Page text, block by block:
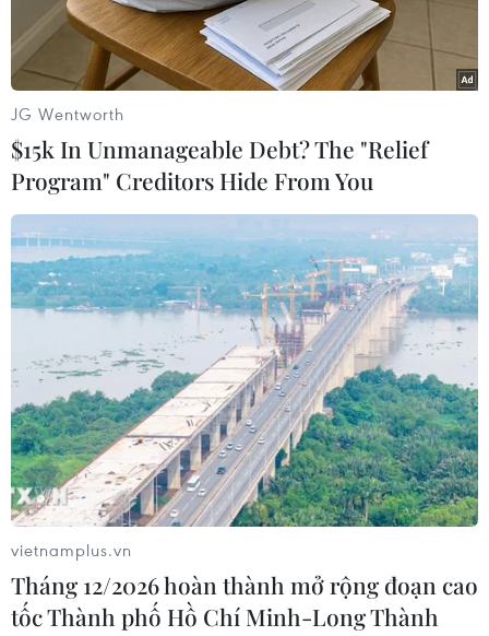
Hình ảnh máy bay B-52H của Mỹ bay trên biển Okhotsk
(Nguồn: dailymail.co.uk)
Bộ Quốc phòng Nga ngày 19/6 cho biết Nga đã
điều 3 máy bay chiến đấu Su-30, Su-35 và MiG-
31 tới chặn 2 máy bay ném bom chiến lược B-
52H của Mỹ bay trên Biển Okhotsk, ngoài khơi
bờ biển Viễn Đông của Nga.
Động thái trên diễn ra ngay sau khi thiết bị
kiểm soát không phận của Nga đã phát hiện hai
máy bay Mỹ nói trên khi những máy bay này
bay trên vùng biển trung lập trên Biển Okhotsk,
gần sát hải phận nước Nga.
JG Wentworth
$15k In Unmanageable Debt? The "Relief
Program" Creditors Hide From You
vietnamplus.vn
Tháng 12/2026 hoàn thành mở rộng đoạn cao
tốc Thành phố Hồ Chí Minh-Long Thành